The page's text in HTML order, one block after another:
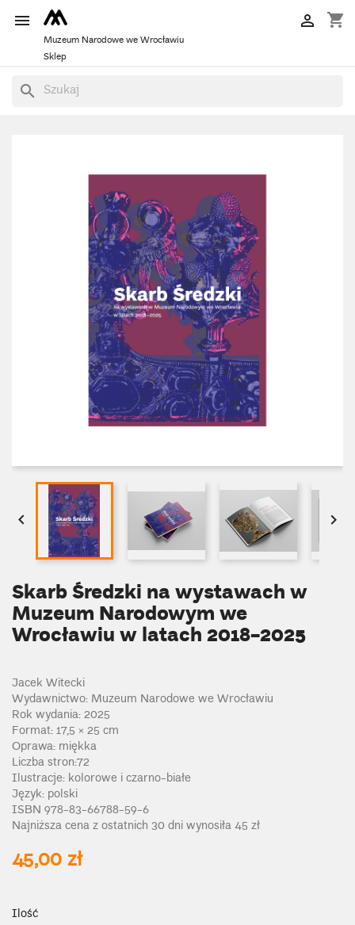
 shopping_cart

Muzeum Narodowe we Wrocławiu
Sklep
search
 
Skarb Średzki na wystawach w
Muzeum Narodowym we
Wrocławiu w latach 2018-2025
Jacek Witecki
Wydawnictwo: Muzeum Narodowe we Wrocławiu
Rok wydania: 2025
Format: 17,5 × 25 cm
Oprawa: miękka
Liczba stron:72
Ilustracje: kolorowe i czarno-białe
Język: polski
ISBN 978-83-66788-59-6
Najniższa cena z ostatnich 30 dni wynosiła 45 zł
45,00 zł
Ilość